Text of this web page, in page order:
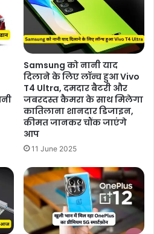
Samsung को नानी याद
दिलाने के लिए लॉन्च हुआ Vivo
T4 Ultra, दमदार बैटरी और
जबरदस्त कैमरा के साथ मिलेगा
कातिलाना शानदार डिजाइन,
कीमत जानकर चौंक जाएंगे
आप
11 June 2025